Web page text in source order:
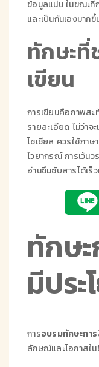
ข้อมูลแน่น ในขณะที่
และเป็นกันเองมากขึ้
ทักษะ
เขียน
การเขียนคือภาพสะ
รายละเอียด ไม่ว่า
โซเชียล ควรใช้ภาษ
ไวยากรณ์ การเว้น
อ่านซึมซับสารได้เร็
ทักษ
มีประ
การอบรมทักษะกา
ลักษณ์และโอกาสใ